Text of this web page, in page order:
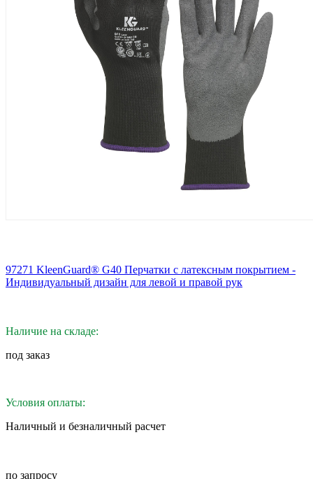
97271 KleenGuard® G40 Перчатки с латексным покрытием -
Индивидуальный дизайн для левой и правой рук
Наличие на складе:
под заказ
Условия оплаты:
Наличный и безналичный расчет
по запросу